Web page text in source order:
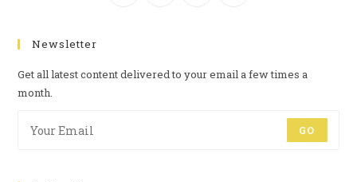
Newsletter
Get all latest content delivered to your email a few times a
month.
GO